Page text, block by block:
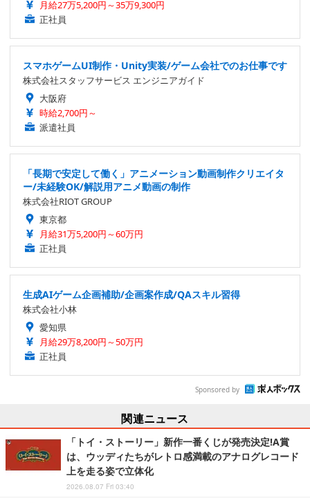
月給27万5,200円～35万9,300円
正社員
スマホゲームUI制作・Unity実装/ゲーム会社でのお仕事です
株式会社スタッフサービス エンジニアガイド
大阪府
時給2,700円～
派遣社員
「長期で安定して働く」アニメーション動画制作クリエイタ
ー/未経験OK/解説用アニメ動画の制作
株式会社RIOT GROUP
東京都
月給31万5,200円～60万円
正社員
生成AIゲーム企画補助/企画案作成/QAスキル習得
株式会社小林
愛知県
月給29万8,200円～50万円
正社員
Sponsored by
関連ニュース
「トイ・ストーリー」新作一番くじが発売決定!A賞
は、ウッディたちがレトロ感満載のアナログレコード
上を走る姿で立体化
2026.08.07 Fri 03:40